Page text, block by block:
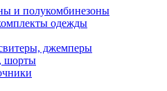
и полукомбинезоны
одежды
джемперы
шорты